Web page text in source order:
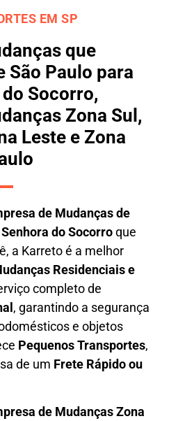
EM SP
que
São Paulo para
Socorro,
Zona Sul,
Leste e Zona
de Mudanças de
do Socorroque
a Karretoé a melhor
udanças Residenciais e
completo de
, garantindo a segurança
e objetos
Pequenos Transportes,
de um Frete Rápido ou
de Mudanças Zona